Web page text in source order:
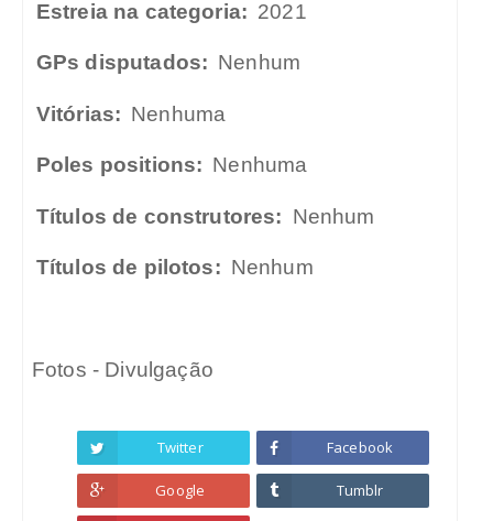
Estreia na categoria: 2021
GPs disputados: Nenhum
Vitórias: Nenhuma
Poles positions: Nenhuma
Títulos de construtores: Nenhum
Títulos de pilotos: Nenhum
Fotos - Divulgação
Twitter Facebook
Google Tumblr